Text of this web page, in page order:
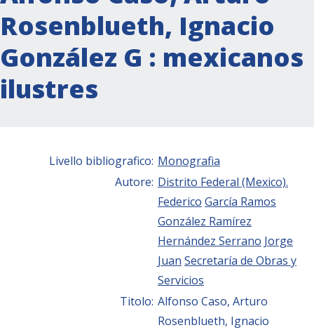
Rosenblueth, Ignacio
González G : mexicanos
ilustres
Livello bibliografico: Monografia
Autore: Distrito Federal (Mexico).
Federico García Ramos
González Ramírez
Hernández Serrano Jorge
Juan Secretaría de Obras y
Servicios
Titolo: Alfonso Caso, Arturo
Rosenblueth, Ignacio